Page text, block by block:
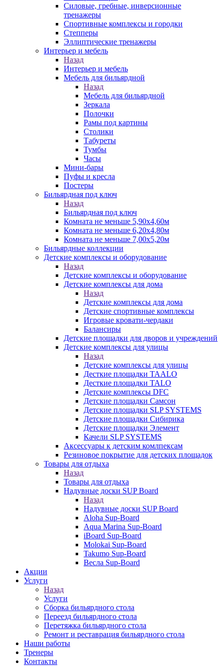
Силовые, гребные, инверсионные
тренажеры
Спортивные комплексы и городки
Степперы
Эллиптические тренажеры
Интерьер и мебель
Назад
Интерьер и мебель
Мебель для бильярдной
Назад
Мебель для бильярдной
Зеркала
Полочки
Рамы под картины
Столики
Табуреты
Тумбы
Часы
Мини-бары
Пуфы и кресла
Постеры
Бильярдная под ключ
Назад
Бильярдная под ключ
Комната не меньше 5,90х4,60м
Комната не меньше 6,20х4,80м
Комната не меньше 7,00х5,20м
Бильярдные коллекции
Детские комплексы и оборудование
Назад
Детские комплексы и оборудование
Детские комплексы для дома
Назад
Детские комплексы для дома
Детские спортивные комплексы
Игровые кровати-чердаки
Балансиры
Детские площадки для дворов и учреждений
Детские комплексы для улицы
Назад
Детские комплексы для улицы
Десткие площадки TAALO
Десткие площадки TALO
Детские комплексы DFC
Детские площадки Самсон
Детские площадки SLP SYSTEMS
Детские площадки Сибирика
Детские площадки Элемент
Качели SLP SYSTEMS
Аксессуары к детским комлпексам
Резиновое покрытие для детских площадок
Товары для отдыха
Назад
Товары для отдыха
Надувные доски SUP Board
Назад
Надувные доски SUP Board
Aloha Sup-Board
Aqua Marina Sup-Board
iBoard Sup-Board
Molokai Sup-Board
Takumo Sup-Board
Весла Sup-Board
Акции
Услуги
Назад
Услуги
Сборка бильярдного стола
Переезд бильярдного стола
Перетяжка бильярдного стола
Ремонт и реставрация бильярдного стола
Наши работы
Тренеры
Контакты